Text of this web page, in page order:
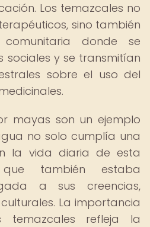
Los temazcales no
sino también
donde se
sociales y se transmitían
sobre el uso del
mayas son un ejemplo
no solo cumplía una
la vida diaria de esta
que también estaba
a sus creencias,
La importancia
refleja la